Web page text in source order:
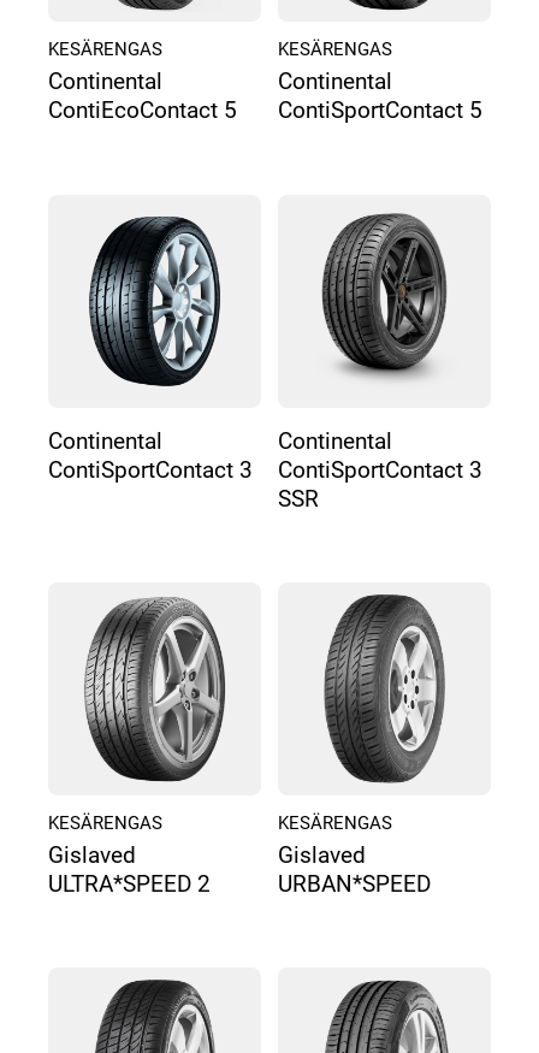
KESÄRENGAS
Continental
ContiEcoContact 5
KESÄRENGAS
Continental
ContiSportContact 5
Continental
ContiSportContact 3
Continental
ContiSportContact 3
SSR
KESÄRENGAS
Gislaved
ULTRA*SPEED 2
KESÄRENGAS
Gislaved
URBAN*SPEED